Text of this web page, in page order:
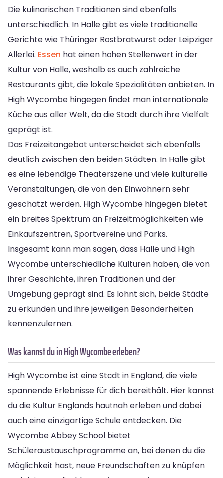
Die kulinarischen Traditionen sind ebenfalls
unterschiedlich. In Halle gibt es viele traditionelle
Gerichte wie Thüringer Rostbratwurst oder Leipziger
Allerlei. Essen hat einen hohen Stellenwert in der
Kultur von Halle, weshalb es auch zahlreiche
Restaurants gibt, die lokale Spezialitäten anbieten. In
High Wycombe hingegen findet man internationale
Küche aus aller Welt, da die Stadt durch ihre Vielfalt
geprägt ist.
Das Freizeitangebot unterscheidet sich ebenfalls
deutlich zwischen den beiden Städten. In Halle gibt
es eine lebendige Theaterszene und viele kulturelle
Veranstaltungen, die von den Einwohnern sehr
geschätzt werden. High Wycombe hingegen bietet
ein breites Spektrum an Freizeitmöglichkeiten wie
Einkaufszentren, Sportvereine und Parks.
Insgesamt kann man sagen, dass Halle und High
Wycombe unterschiedliche Kulturen haben, die von
ihrer Geschichte, ihren Traditionen und der
Umgebung geprägt sind. Es lohnt sich, beide Städte
zu erkunden und ihre jeweiligen Besonderheiten
kennenzulernen.
Was kannst du in High Wycombe erleben?
High Wycombe ist eine Stadt in England, die viele
spannende Erlebnisse für dich bereithält. Hier kannst
du die Kultur Englands hautnah erleben und dabei
auch eine einzigartige Schule entdecken. Die
Wycombe Abbey School bietet
Schüleraustauschprogramme an, bei denen du die
Möglichkeit hast, neue Freundschaften zu knüpfen